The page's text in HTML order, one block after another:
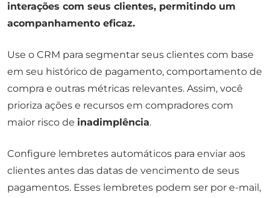
interações com seus clientes, permitindo um
acompanhamento eficaz.
Use o CRM para segmentar seus clientes com base
em seu histórico de pagamento, comportamento de
compra e outras métricas relevantes. Assim, você
prioriza ações e recursos em compradores com
maior risco de inadimplência.
Configure lembretes automáticos para enviar aos
clientes antes das datas de vencimento de seus
pagamentos. Esses lembretes podem ser por e-mail,